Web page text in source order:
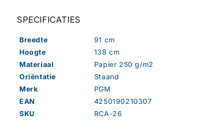
SPECIFICATIES
Breedte
91 cm
Hoogte
138 cm
Materiaal
Papier 250 g/m2
Oriëntatie
Staand
Merk
PGM
EAN
4250190210307
SKU
RCA-26